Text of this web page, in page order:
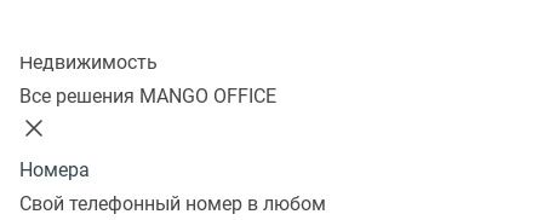
Недвижимость
Все решения MANGO OFFICE
Номера
Свой телефонный номер в любом
Любой бизнес сталкивается с неэффективной работой
не успевают оперативно перезванивать, не заносят